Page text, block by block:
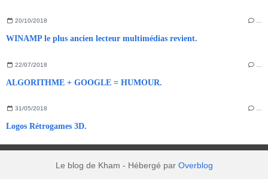
20/10/2018
WINAMP le plus ancien lecteur multimédias revient.
22/07/2018
ALGORITHME + GOOGLE = HUMOUR.
31/05/2018 …
Logos Rétrogames 3D.
Le blog de Kham - Hébergé par Overblog